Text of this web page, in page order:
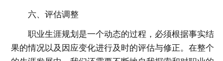
六、评估调整
职业生涯规划是一个动态的过程，必须根据事实结
果的情况以及因应变化进行及时的评估与修正。在整个